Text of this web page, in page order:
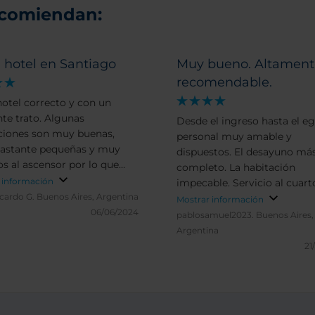
hotel en Santiago
correcto y con un
trato. Algunas
son muy buenas,
pequeñas y muy
al ascensor por lo que
ser muy ruidosas.
G. Buenos Aires, Argentina
06/06/2024
Muy bueno.
recomendable.
Desde el ingreso hasta el
personal muy amable y
dispuestos. El desayuno
completo. La habitación
impecable. Servicio al
todos los días. A destacar
climatizada, solárium, gym,
Mostrar información
pablosamuel2023. Buenos Aires,
Argentina